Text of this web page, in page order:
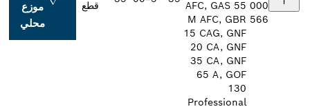
000
566
AFC, GAS 55
M AFC, GBR
15 CAG, GNF
20 CA, GNF
35 CA, GNF
65 A, GOF
130
Professional
قطع
موزع
محلي